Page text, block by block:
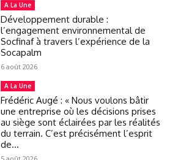
A La Une
Développement durable :
l’engagement environnemental de
Socfinaf à travers l’expérience de la
Socapalm
6 août 2026
A La Une
Frédéric Augé : « Nous voulons bâtir
une entreprise où les décisions prises
au siège sont éclairées par les réalités
du terrain. C’est précisément l’esprit
de...